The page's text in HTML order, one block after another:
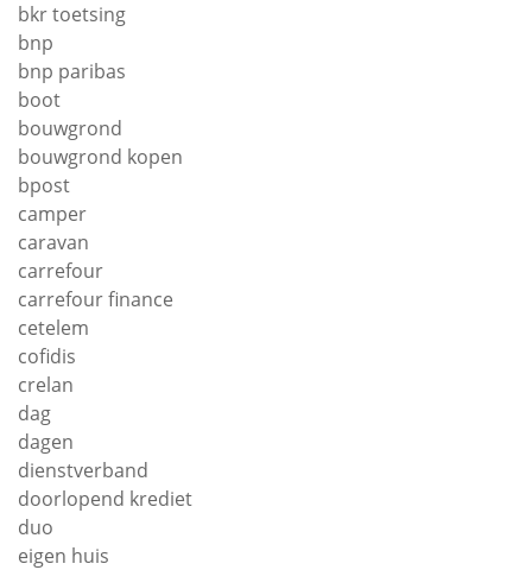
bkr toetsing
bnp
bnp paribas
boot
bouwgrond
bouwgrond kopen
bpost
camper
caravan
carrefour
carrefour finance
cetelem
cofidis
crelan
dag
dagen
dienstverband
doorlopend krediet
duo
eigen huis